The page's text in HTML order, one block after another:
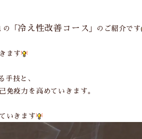
の「冷え性改善コース 」のご紹介です
ます
手技と、
疫力を高めていきます。
いきます